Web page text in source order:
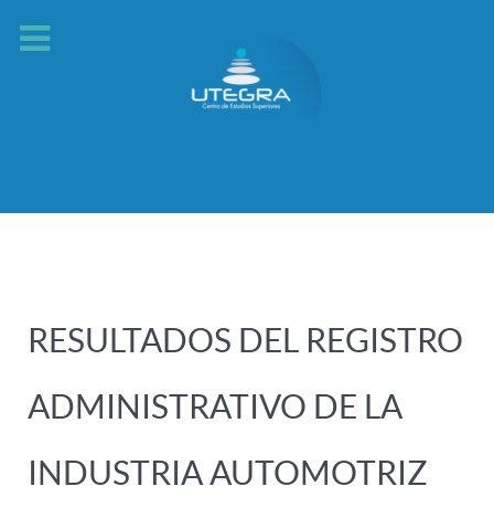
RESULTADOS DEL REGISTRO
ADMINISTRATIVO DE LA
INDUSTRIA AUTOMOTRIZ